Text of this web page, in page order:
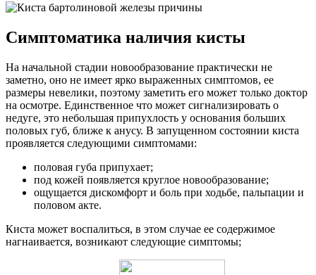
Симптоматика наличия кисты
На начальной стадии новообразование практически не
заметно, оно не имеет ярко выраженных симптомов, ее
размеры невелики, поэтому заметить его может только доктор
на осмотре. Единственное что может сигнализировать о
недуге, это небольшая припухлость у основания больших
половых губ, ближе к анусу. В запущенном состоянии киста
проявляется следующими симптомами:
половая губа припухает;
под кожей появляется круглое новообразование;
ощущается дискомфорт и боль при ходьбе, пальпации и
половом акте.
Киста может воспалиться, в этом случае ее содержимое
нагнаивается, возникают следующие симптомы;